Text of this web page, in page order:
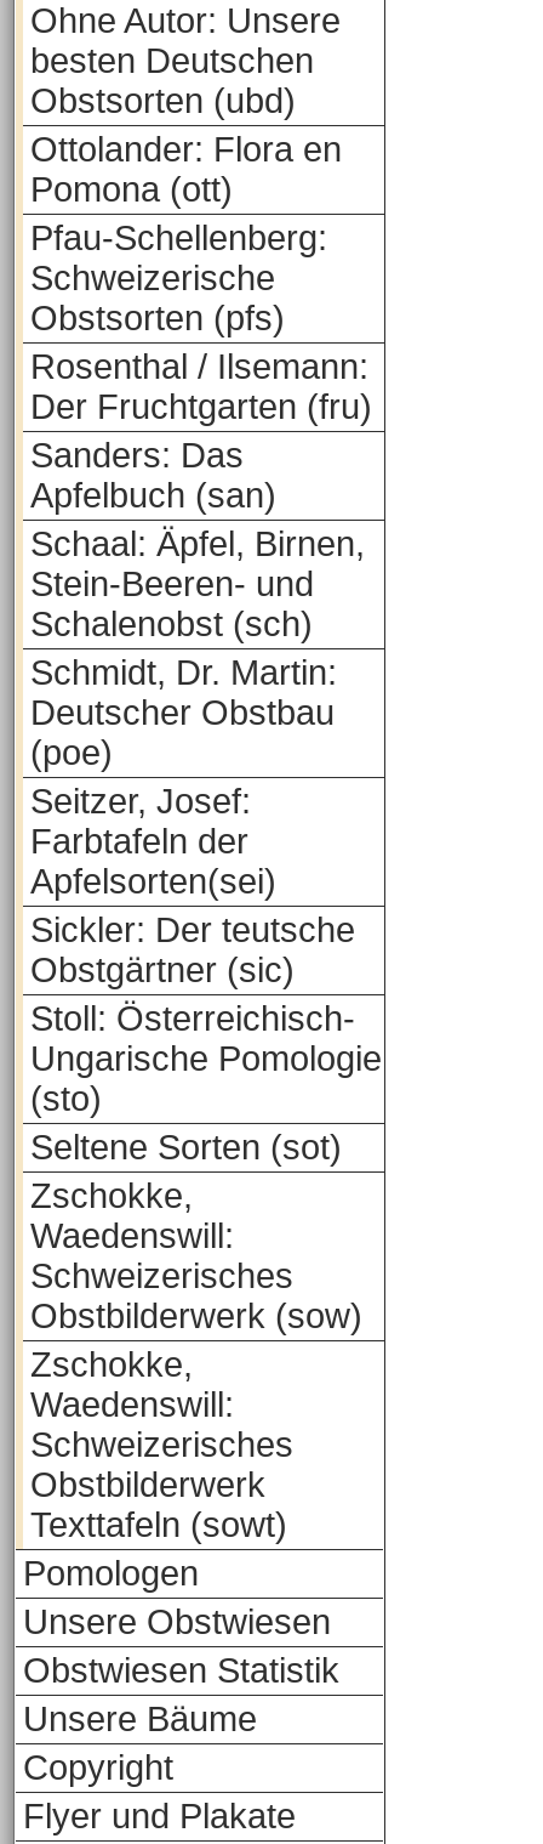
Ohne Autor: Unsere
besten Deutschen
Obstsorten (ubd)
Ottolander: Flora en
Pomona (ott)
Pfau-Schellenberg:
Schweizerische
Obstsorten (pfs)
Rosenthal / Ilsemann:
Der Fruchtgarten (fru)
Sanders: Das
Apfelbuch (san)
Schaal: Äpfel, Birnen,
Stein-Beeren- und
Schalenobst (sch)
Schmidt, Dr. Martin:
Deutscher Obstbau
(poe)
Seitzer, Josef:
Farbtafeln der
Apfelsorten(sei)
Sickler: Der teutsche
Obstgärtner (sic)
Stoll: Österreichisch-
Ungarische Pomologie
(sto)
Seltene Sorten (sot)
Zschokke,
Waedenswill:
Schweizerisches
Obstbilderwerk (sow)
Zschokke,
Waedenswill:
Schweizerisches
Obstbilderwerk
Texttafeln (sowt)
Pomologen
Unsere Obstwiesen
Obstwiesen Statistik
Unsere Bäume
Copyright
Flyer und Plakate